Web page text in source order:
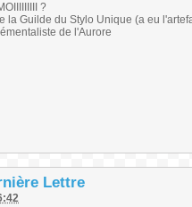
?
la Guilde du Stylo Unique (a eu
de l'Aurore
Lettre